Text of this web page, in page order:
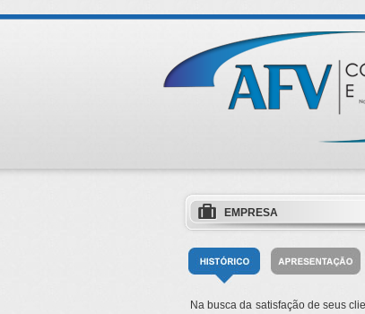
EMPRESA
Na busca da satisfação de seus